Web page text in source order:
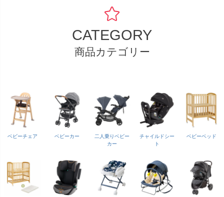
CATEGORY
商品カテゴリー
ベビーチェア ベビーカー
二人乗りベビー
カー
チャイルドシー
ト
ベビーベッド